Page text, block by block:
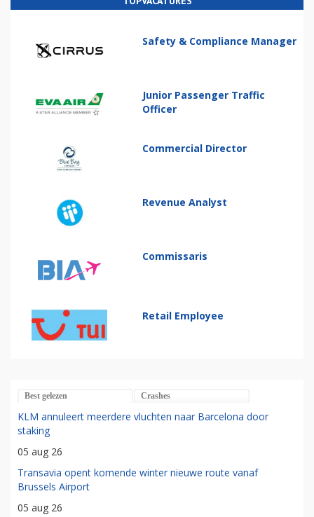
Safety & Compliance Manager
Junior Passenger Traffic
Officer
Commercial Director
Revenue Analyst
Commissaris
Retail Employee
Best gelezen Crashes
KLM annuleert meerdere vluchten naar Barcelona door
staking
05 aug 26
Transavia opent komende winter nieuwe route vanaf
Brussels Airport
05 aug 26